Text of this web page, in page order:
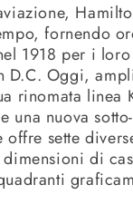
fornendo
1918 per i
D.C. Oggi,
rinomata linea
una nuova
offre sette
di